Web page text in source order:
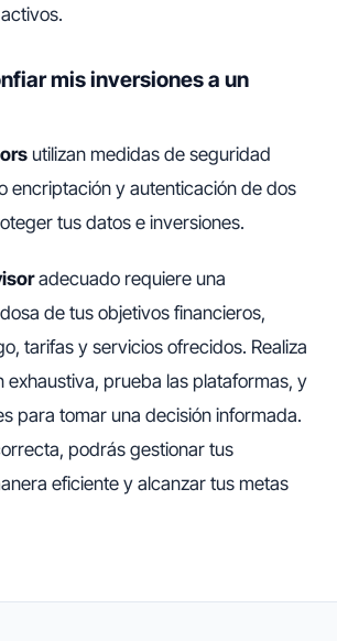
mis inversiones a un
utilizan medidas de seguridad
encriptación y autenticación de dos
tus datos e inversiones.
adecuado requiere una
de tus objetivos financieros,
tarifas y servicios ofrecidos. Realiza
exhaustiva, prueba las plataformas, y
para tomar una decisión informada.
podrás gestionar tus
eficiente y alcanzar tus metas